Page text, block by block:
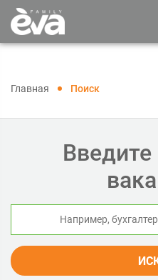
Главная Поиск
Введите